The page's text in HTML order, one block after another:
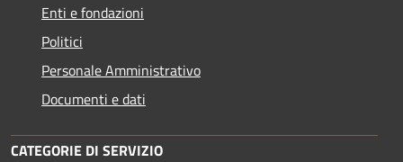
Enti e fondazioni
Politici
Personale Amministrativo
Documenti e dati
CATEGORIE DI SERVIZIO